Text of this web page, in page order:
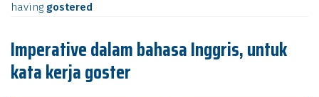
having gostered
Imperative dalam bahasa Inggris, untuk
kata kerja goster